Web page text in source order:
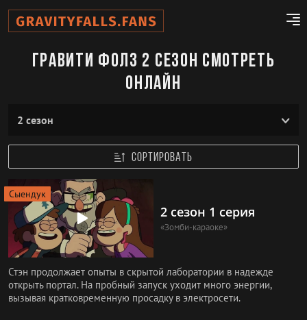
Гравити Фолз 2 сезон смотреть
онлайн
CОРТИРОВАТЬ
Сыендук
2 сезон 1 серия
«Зомби-караоке»
Стэн продолжает опыты в скрытой лаборатории в надежде
открыть портал. На пробный запуск уходит много энергии,
вызывая кратковременную просадку в электросети.